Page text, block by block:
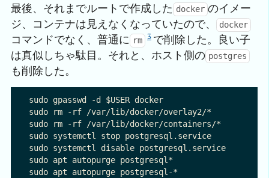
最後、それまでルートで作成した docker のイメー
ジ、コンテナは見えなくなっていたので、
docker
コマンドでなく、普通に rm 3 で削除した。良い子
は真似しちゃ駄目。それと、ホスト側の postgres
も削除した。
sudo gpasswd -d $USER docker
sudo rm -rf /var/lib/docker/overlay2/*
sudo rm -rf /var/lib/docker/containers/*
sudo systemctl stop postgresql.service
sudo systemctl disable postgresql.service
sudo apt autopurge postgresql*
sudo apt autopurge postgresql-*